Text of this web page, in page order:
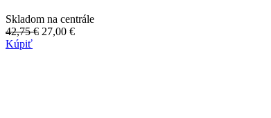
Skladom na centrále
42,75 € 27,00 €
Kúpiť